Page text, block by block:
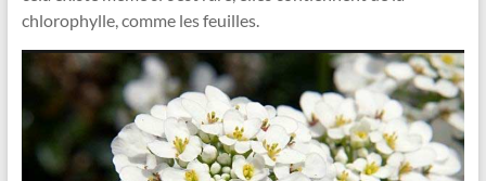
chlorophylle, comme les feuilles.